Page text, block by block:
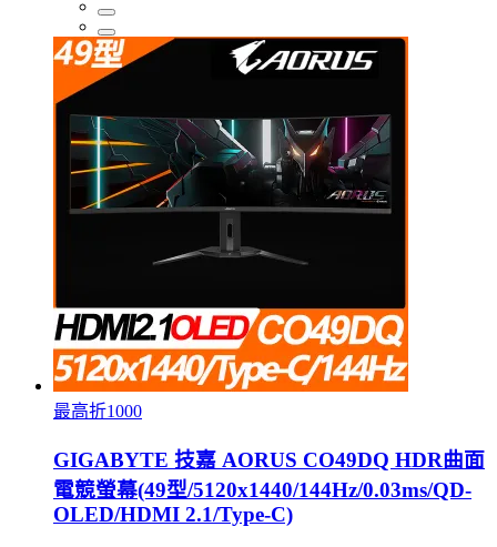
最高折1000
GIGABYTE 技嘉 AORUS CO49DQ HDR曲面
電競螢幕(49型/5120x1440/144Hz/0.03ms/QD-
OLED/HDMI 2.1/Type-C)